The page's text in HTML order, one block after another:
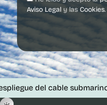
Aviso Legal y las Cookies.
del cable submarino que